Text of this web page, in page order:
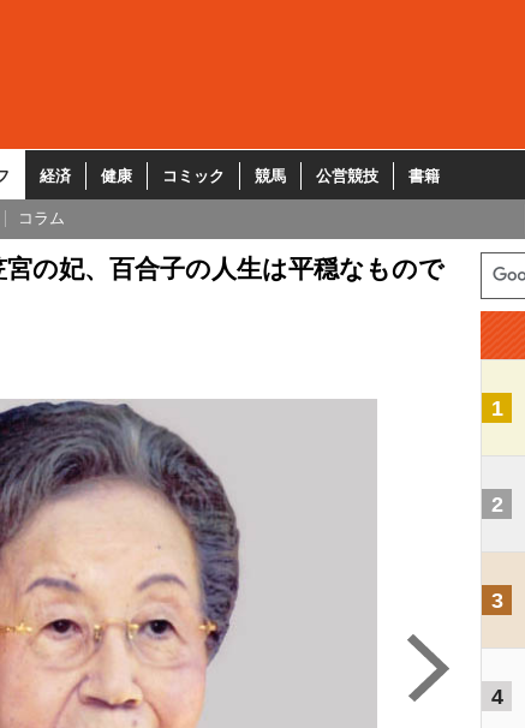
経済 健康 コミック 競馬 公営競技 書籍
コラム
の妃、百合子の人生は平穏なもので
1
2
3
4